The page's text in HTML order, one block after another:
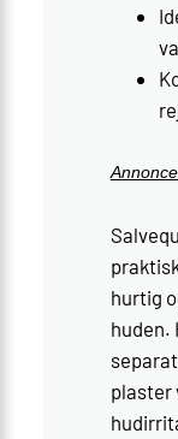
hurtig
huden.
plaster